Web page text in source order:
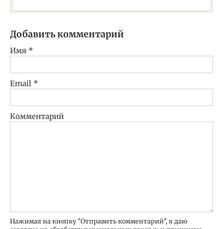
Добавить комментарий
Имя *
Email *
Комментарий
Нажимая на кнопку "Отправить комментарий", я даю